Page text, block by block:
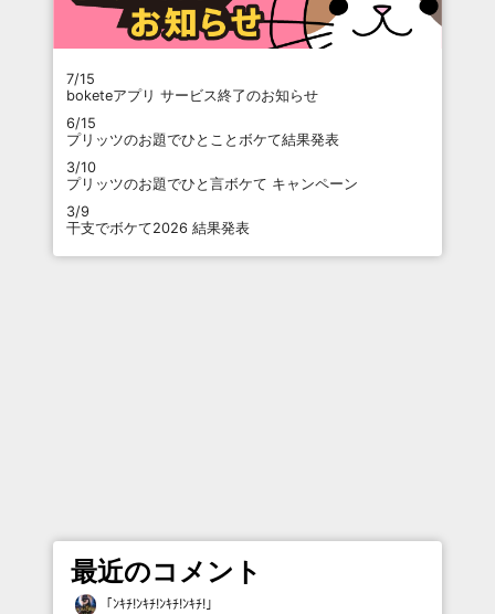
7/15
boketeアプリ サービス終了のお知らせ
6/15
プリッツのお題でひとことボケて結果発表
3/10
プリッツのお題でひと言ボケて キャンペーン
3/9
干支でボケて2026 結果発表
最近のコメント
「ﾝｷﾁ!ﾝｷﾁ!ﾝｷﾁ!ﾝｷﾁ! 」